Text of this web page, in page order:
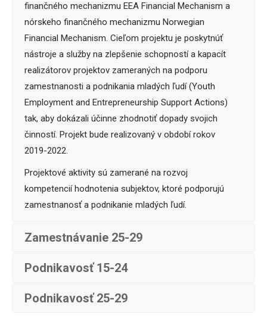
finančného mechanizmu EEA Financial Mechanism a
nórskeho finančného mechanizmu Norwegian
Financial Mechanism. Cieľom projektu je poskytnúť
nástroje a služby na zlepšenie schopností a kapacít
realizátorov projektov zameraných na podporu
zamestnanosti a podnikania mladých ľudí (Youth
Employment and Entrepreneurship Support Actions)
tak, aby dokázali účinne zhodnotiť dopady svojich
činností. Projekt bude realizovaný v období rokov
2019-2022.
Projektové aktivity sú zamerané na rozvoj
kompetencií hodnotenia subjektov, ktoré podporujú
zamestnanosť a podnikanie mladých ľudí.
Zamestnávanie 25-29
Podnikavosť 15-24
Podnikavosť 25-29